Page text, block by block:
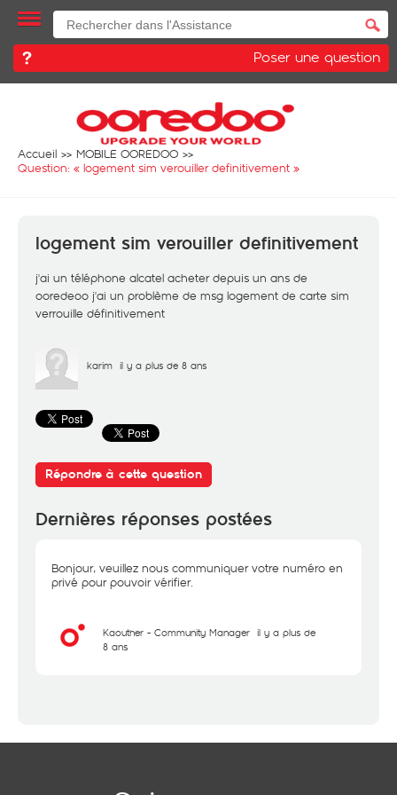
Poser une question
Accueil
MOBILE OOREDOO
Question: « logement sim verouiller definitivement »
logement sim verouiller definitivement
j'ai un téléphone alcatel acheter depuis un ans de
ooredeoo j'ai un problème de msg logement de carte sim
verrouille définitivement
karim il y a plus de 8 ans
Répondre à cette question
Dernières réponses postées
Bonjour, veuillez nous communiquer votre numéro en
privé pour pouvoir vérifier.
Kaouther - Community Manager il y a plus de
8 ans